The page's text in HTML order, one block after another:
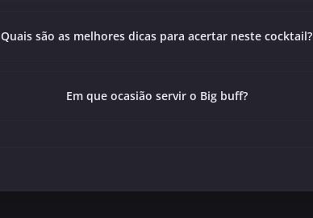
Quais são as melhores dicas para acertar neste cocktail?
Em que ocasião servir o Big buff?